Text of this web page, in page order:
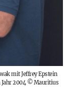
mit Jeffrey Epstein
2004©Mauritius